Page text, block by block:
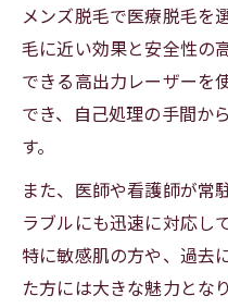
メンズ脱毛で医療脱毛を
毛に近い効果と安全性の
できる高出力レーザーを
でき、自己処理の手間か
す。
また、医師や看護師が常
ラブルにも迅速に対応し
特に敏感肌の方や、過去
た方には大きな魅力とな